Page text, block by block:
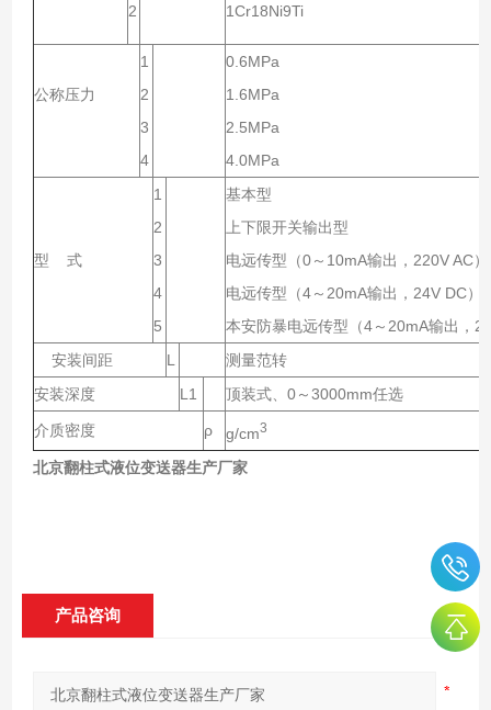
2
1Cr18Ni9Ti
公称压力
1
2
3
4
0.6MPa
1.6MPa
2.5MPa
4.0MPa
型 式
1
2
3
4
5
基本型
上下限开关输出型
电远传型（0～10mA输出，220V AC）
电远传型（4～20mA输出，24V DC）
本安防暴电远传型（4～20mA输出，
安装间距
L
测量范转
安装深度
L1 顶装式、0～3000mm任选
介质密度 ρ g/cm3
北京翻柱式液位变送器生产厂家
产品咨询